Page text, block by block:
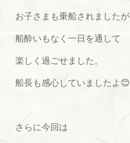
お子さまも乗船されましたが
船酔いもなく一日を通して
楽しく過ごせました。
船長も感心していましたよ😊
さらに今回は